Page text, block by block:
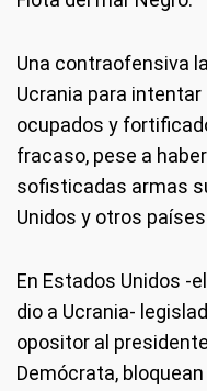
Una contraofensiva
Ucrania para
ocupados y
fracaso, pese a
sofisticadas armas
Unidos y otros
En Estados Unidos -
dio a Ucrania-
opositor al
Demócrata,